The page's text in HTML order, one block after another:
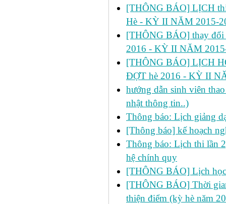
[THÔNG BÁO] LỊCH
Hè - KỲ II NĂM 2015-
[THÔNG BÁO] thay
2016 - KỲ II NĂM
[THÔNG BÁO] LỊCH
ĐỢT hè 2016 - KỲ II
hướng dẫn sinh viên
nhật thông tin..)
Thông báo: Lịch giảng
[Thông báo] kế hoạch
Thông báo: Lịch thi lần
hệ chính quy
[THÔNG BÁO] Lịch
[THÔNG BÁO] Thời
thiện điểm (kỳ hè năm